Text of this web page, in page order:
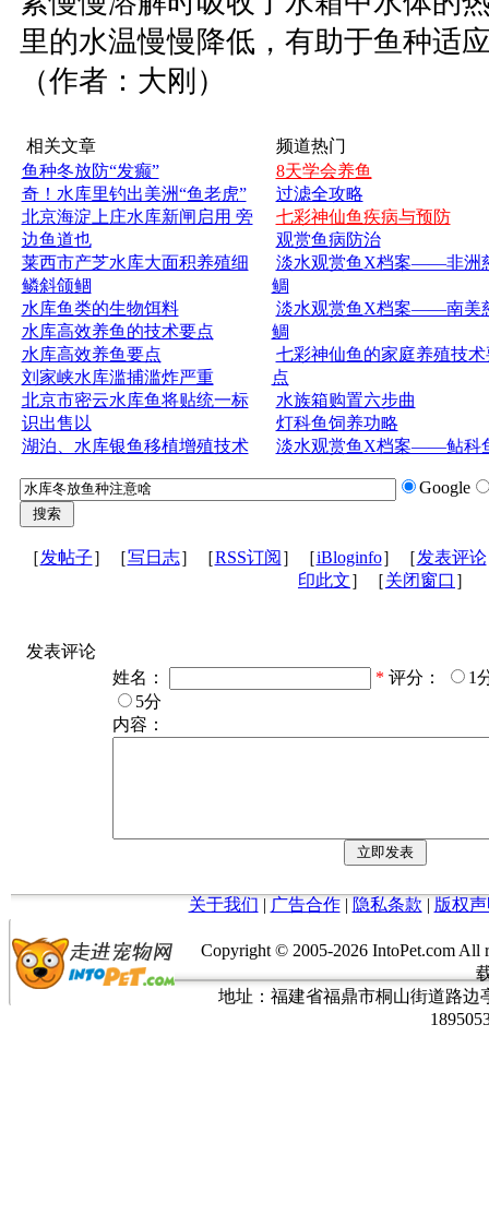
里的水温慢慢降低，有助于鱼种适
（作者：大刚）
相关文章
鱼种冬放防“发癫”
奇！水库里钓出美洲“鱼老虎”
北京海淀上庄水库新闸启用 旁
边鱼道也
莱西市产芝水库大面积养殖细
鳞斜颌鲴
水库鱼类的生物饵料
水库高效养鱼的技术要点
水库高效养鱼要点
刘家峡水库滥捕滥炸严重
北京市密云水库鱼将贴统一标
识出售以
湖泊、水库银鱼移植增殖技术
频道热门
8天学会养鱼
过滤全攻略
七彩神仙鱼疾病与预防
观赏鱼病防治
淡水观赏鱼X档案——非洲
鲷
淡水观赏鱼X档案——南美
鲷
七彩神仙鱼的家庭养殖技术
点
水族箱购置六步曲
灯科鱼饲养功略
淡水观赏鱼X档案——鲇科
Google
［发帖子］［写日志］［RSS订阅 ］［iBloginfo］［发表评论
印此文］［关闭窗口 ］
发表评论
姓名：
* 评分：
1
5分
内容：
关于我们 | 广告合作| 隐私条款 | 版权
Copyright © 2005-2026 IntoPet.com
地址：福建省福鼎市桐山街道路边